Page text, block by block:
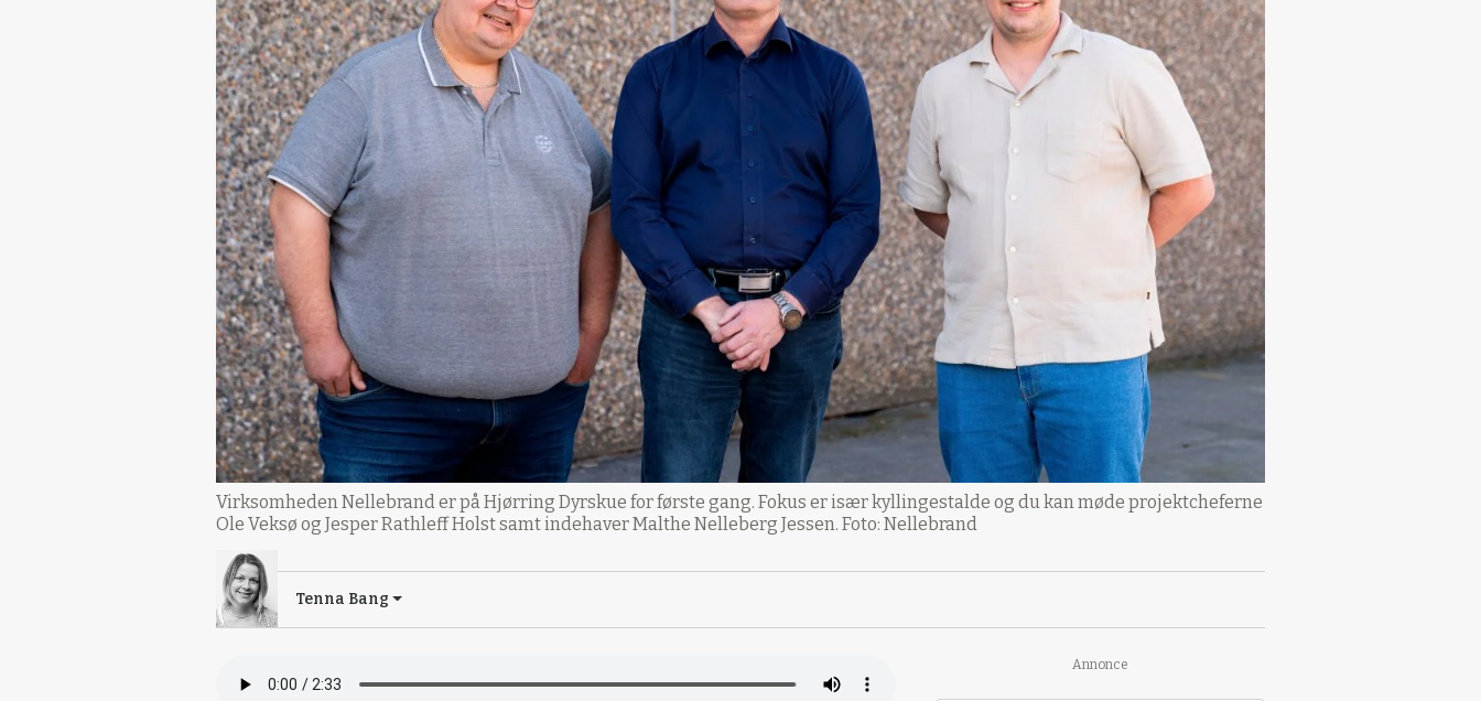
Virksomheden Nellebrand er på Hjørring Dyrskue for første gang. Fokus er især kyllingestalde og du kan møde projektcheferne
Ole Veksø og Jesper Rathleff Holst samt indehaver Malthe Nelleberg Jessen. Foto: Nellebrand
Tenna Bang
Annonce